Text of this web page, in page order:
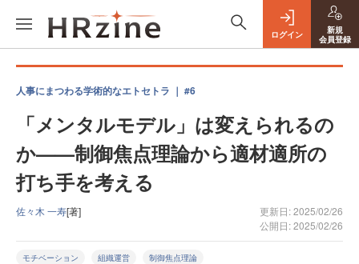
ログイン
新規
会員登録
人事にまつわる学術的なエトセトラ ｜ #6
「メンタルモデル」は変えられるの
か——制御焦点理論から適材適所の
打ち手を考える
佐々木 一寿[著]
更新日: 2025/02/26
公開日: 2025/02/26
モチベーション 組織運営 制御焦点理論